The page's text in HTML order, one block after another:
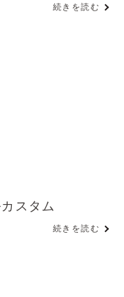
続きを読む
スタム
続きを読む